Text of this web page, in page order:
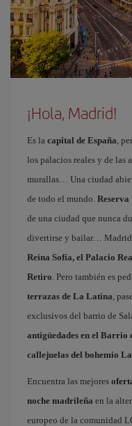
¡Hola, Madrid!
Es la capital de España,
los palacios reales y de las
murallas… Una ciudad
de todo el mundo.
de una ciudad que nunca
divertirse y bailar… Madrid
Reina Sofía, el Palacio
Retiro. Pero también es
terrazas de La Latina,
exclusivos del barrio de
antigüedades en el Barrio
callejuelas del bohemio
Encuentra las mejores
noche madrileña en la
europeo de la comunidad